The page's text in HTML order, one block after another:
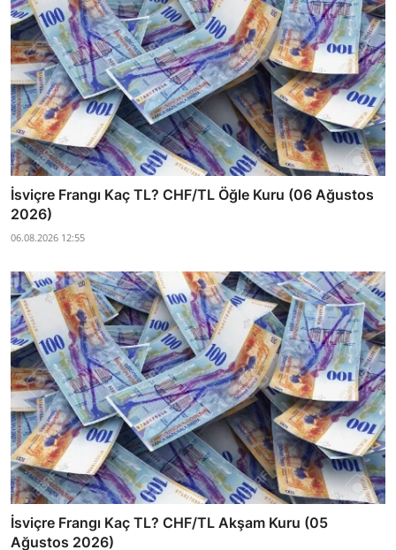
İsviçre Frangı Kaç TL? CHF/TL Öğle Kuru (06 Ağustos
2026)
06.08.2026 12:55
İsviçre Frangı Kaç TL? CHF/TL Akşam Kuru (05
Ağustos 2026)